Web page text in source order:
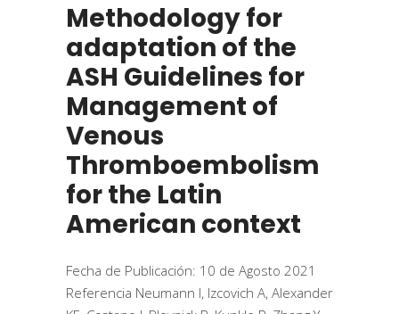
Methodology for
adaptation of the
ASH Guidelines for
Management of
Venous
Thromboembolism
for the Latin
American context
Fecha de Publicación: 10 de Agosto 2021
Referencia Neumann I, Izcovich A, Alexander